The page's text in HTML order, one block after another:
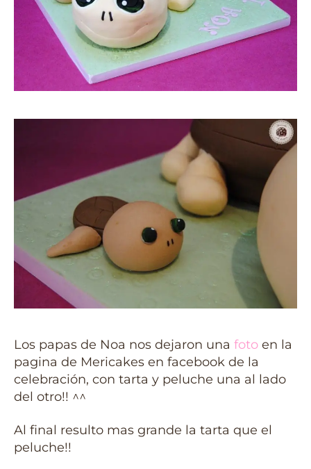
Los papas de Noa nos dejaron una foto en la
pagina de Mericakes en facebook de la
celebración, con tarta y peluche una al lado
del otro!! ^^
Al final resulto mas grande la tarta que el
peluche!!